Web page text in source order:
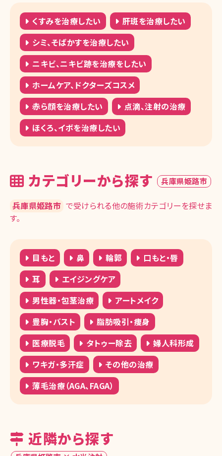
くすみを治療したい
肝斑を治療したい
シミ、そばかすを治療したい
ニキビ、ニキビ跡を治療をしたい
ホームケア、ドクターズコスメ
赤ら顔を治療したい
点滴、注射の治療
ほくろ、イボを治療したい
カテゴリーから探す 兵庫県姫路市
兵庫県姫路市 で受けられる他の施術カテゴリーを探せま
す。
目もと 鼻 輪郭
口もと・唇
耳
エイジングケア
男性器・包茎治療
アートメイク
豊胸・バスト
脂肪吸引・痩身
医療脱毛
タトゥー除去
婦人科形成
ワキガ・多汗症
その他の治療
薄毛治療（AGA、FAGA）
近隣から探す